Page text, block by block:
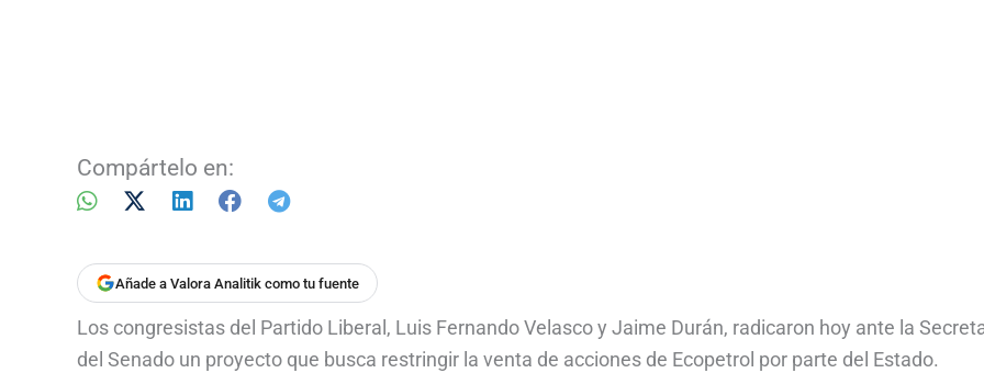
Compártelo en:
Añade a Valora Analitik como tu fuente
Los congresistas del Partido Liberal, Luis Fernando Velasco y Jaime Durán, radicaron hoy ante la
del Senado un proyecto que busca restringir la venta de acciones de Ecopetrol por parte del Estado.